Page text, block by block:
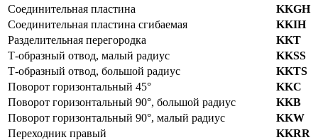
Соединительная пластина
KKGH
Соединительная пластина сгибаемая
KKIH
Разделительная перегородка
KKT
Т-образный отвод, малый радиус
KKSS
Т-образный отвод, большой радиус
KKTS
Поворот горизонтальный 45°
KKC
Поворот горизонтальный 90°, большой радиус
KKB
Поворот горизонтальный 90°, малый радиус
KKW
Переходник правый
KKRR